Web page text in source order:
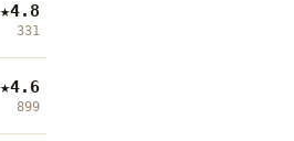
★4.8
331
★4.6
899